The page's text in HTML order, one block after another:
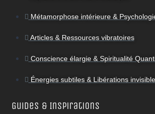
Métamorphose intérieure &
Articles & Ressources vibratoires
Conscience élargie & Spiritualité
Énergies subtiles & Libérations
Guides & Inspirations